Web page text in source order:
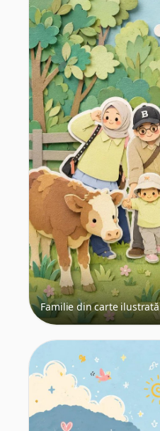
Familie din carte ilustrată